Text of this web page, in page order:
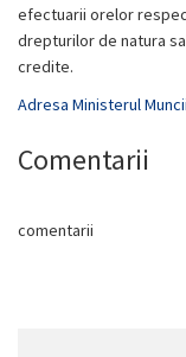
efectuarii orelor
drepturilor de natura
credite.
Adresa Ministerul
Comentarii
comentarii